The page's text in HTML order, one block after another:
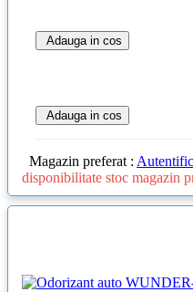
Adauga in cos
Adauga in cos
Magazin preferat :
disponibilitate stoc magazin